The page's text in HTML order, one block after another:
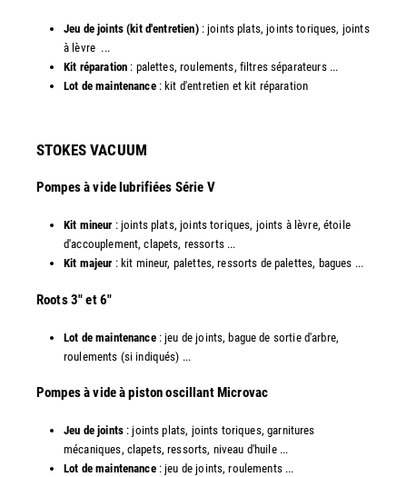
Jeu de joints (kit d'entretien) : joints plats, joints toriques, joints
à lèvre ...
Kit réparation : palettes, roulements, filtres séparateurs ...
Lot de maintenance: kit d'entretien et kit réparation​
STOKES VACUUM
Pompes à vide lubrifiées Série V
Kit mineur : joints plats, joints toriques, joints à lèvre, étoile
d'accouplement, clapets, ressorts ...
Kit majeur : kit mineur, palettes, ressorts de palettes, bagues ...
​Roots 3" et 6"
Lot de maintenance: jeu de joints, bague de sortie d'arbre,
roulements (si indiqués) ...
​​Pompes à vide à piston oscillant Microvac
Jeu de joints: joints plats, joints toriques, garnitures
mécaniques, clapets, ressorts, niveau d'huile ...
Lot de maintenance: jeu de joints, roulements ...